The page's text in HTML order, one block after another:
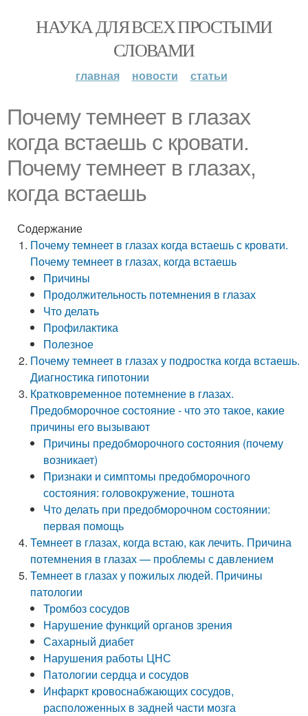
НАУКА ДЛЯ ВСЕХ ПРОСТЫМИ
СЛОВАМИ
главная новости статьи
Почему темнеет в глазах
когда встаешь с кровати.
Почему темнеет в глазах,
когда встаешь
Содержание
Почему темнеет в глазах когда встаешь с кровати.
Почему темнеет в глазах, когда встаешь
Причины
Продолжительность потемнения в глазах
Что делать
Профилактика
Полезное
Почему темнеет в глазах у подростка когда встаешь.
Диагностика гипотонии
Кратковременное потемнение в глазах.
Предобморочное состояние - что это такое, какие
причины его вызывают
Причины предобморочного состояния (почему
возникает)
Признаки и симптомы предобморочного
состояния: головокружение, тошнота
Что делать при предобморочном состоянии:
первая помощь
Темнеет в глазах, когда встаю, как лечить. Причина
потемнения в глазах — проблемы с давлением
Темнеет в глазах у пожилых людей. Причины
патологии
Тромбоз сосудов
Нарушение функций органов зрения
Сахарный диабет
Нарушения работы ЦНС
Патологии сердца и сосудов
Инфаркт кровоснабжающих сосудов,
расположенных в задней части мозга